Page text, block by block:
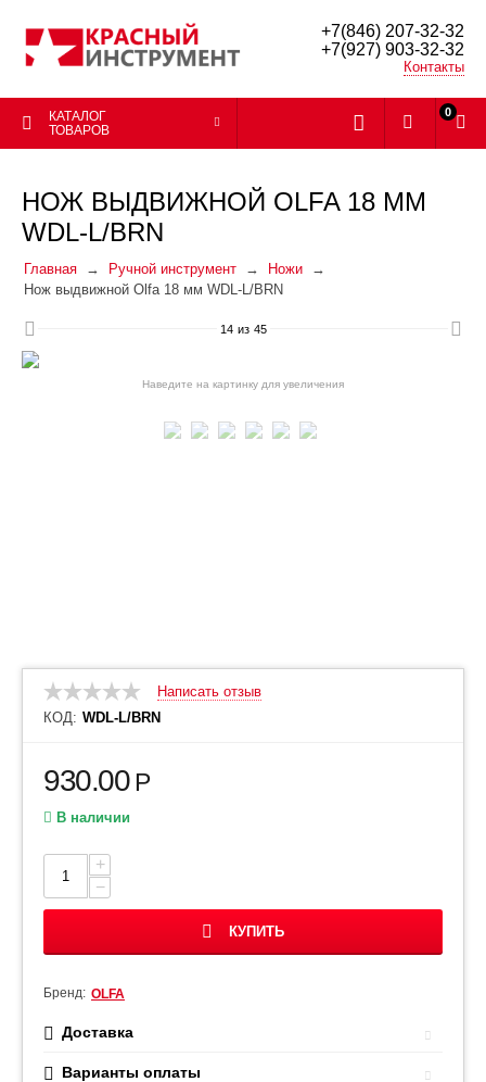
+7(846) 207-32-32
+7(927) 903-32-32
Контакты
КАТАЛОГ
ТОВАРОВ
0
НОЖ ВЫДВИЖНОЙ OLFA 18 ММ
WDL-L/BRN
Главная Ручной инструмент
Ножи
Нож выдвижной Olfa 18 мм WDL-L/BRN
14 из 45
Наведите на картинку для увеличения
Написать отзыв
КОД: WDL-L/BRN
930.00 Р
В наличии
+
−
КУПИТЬ
Бренд: OLFA
Доставка
Варианты оплаты